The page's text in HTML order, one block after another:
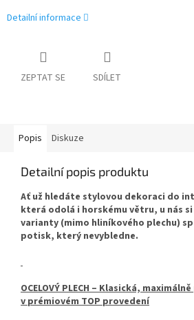
Detailní informace
ZEPTAT SE SDÍLET
Popis Diskuze
Detailní popis produktu
Ať už hledáte stylovou dekoraci do
která odolá i horskému větru, u nás
varianty (mimo hliníkového plechu)
potisk, který nevybledne.
OCELOVÝ PLECH – Klasická,
v prémiovém TOP provedení